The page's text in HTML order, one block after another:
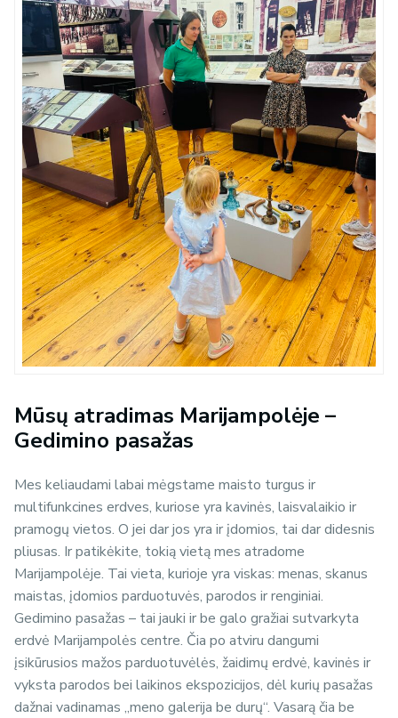
Mūsų atradimas Marijampolėje –
Gedimino pasažas
Mes keliaudami labai mėgstame maisto turgus ir
multifunkcines erdves, kuriose yra kavinės, laisvalaikio ir
pramogų vietos. O jei dar jos yra ir įdomios, tai dar didesnis
pliusas. Ir patikėkite, tokią vietą mes atradome
Marijampolėje. Tai vieta, kurioje yra viskas: menas, skanus
maistas, įdomios parduotuvės, parodos ir renginiai.
Gedimino pasažas – tai jauki ir be galo gražiai sutvarkyta
erdvė Marijampolės centre. Čia po atviru dangumi
įsikūrusios mažos parduotuvėlės, žaidimų erdvė, kavinės ir
vyksta parodos bei laikinos ekspozicijos, dėl kurių pasažas
dažnai vadinamas „meno galerija be durų“. Vasarą čia be